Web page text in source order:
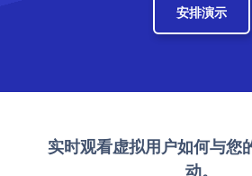
安排演示
实时观看虚拟用户如何与您
动。